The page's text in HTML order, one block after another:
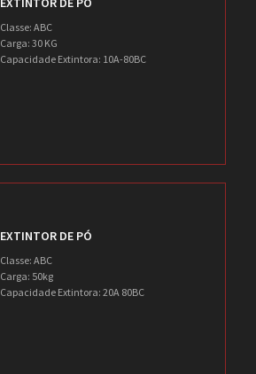
Classe: ABC
Carga: 30 KG
Capacidade Extintora: 10A-80BC
EXTINTOR DE PÓ
Classe: ABC
Carga: 50kg
Capacidade Extintora: 20A 80BC